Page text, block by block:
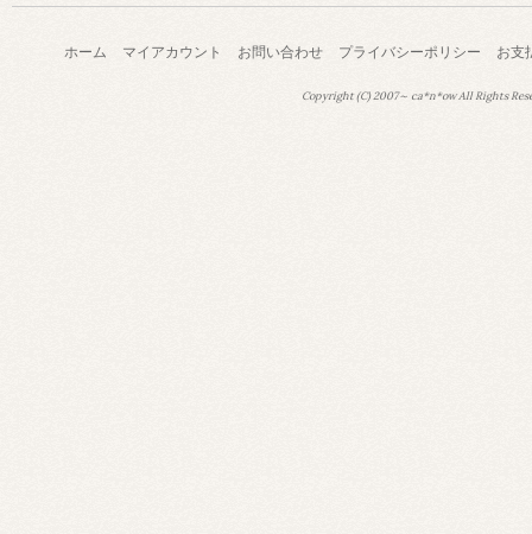
ホーム マイアカウント お問い合わせ プライバシーポリシー お支
Copyright (C) 2007～ ca*n*ow All Rights